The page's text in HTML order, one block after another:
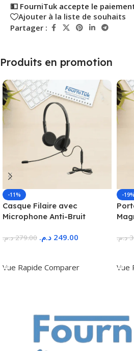
💵 FourniTuk accepte le
Ajouter à la liste de souhaits
Partager :
Produits en promotion
-11%
Casque Filaire avec
Microphone Anti-Bruit
279.00 د.م. 249.00 د.م.
Vue Rapide Comparer
-19%
د.م.
Vue